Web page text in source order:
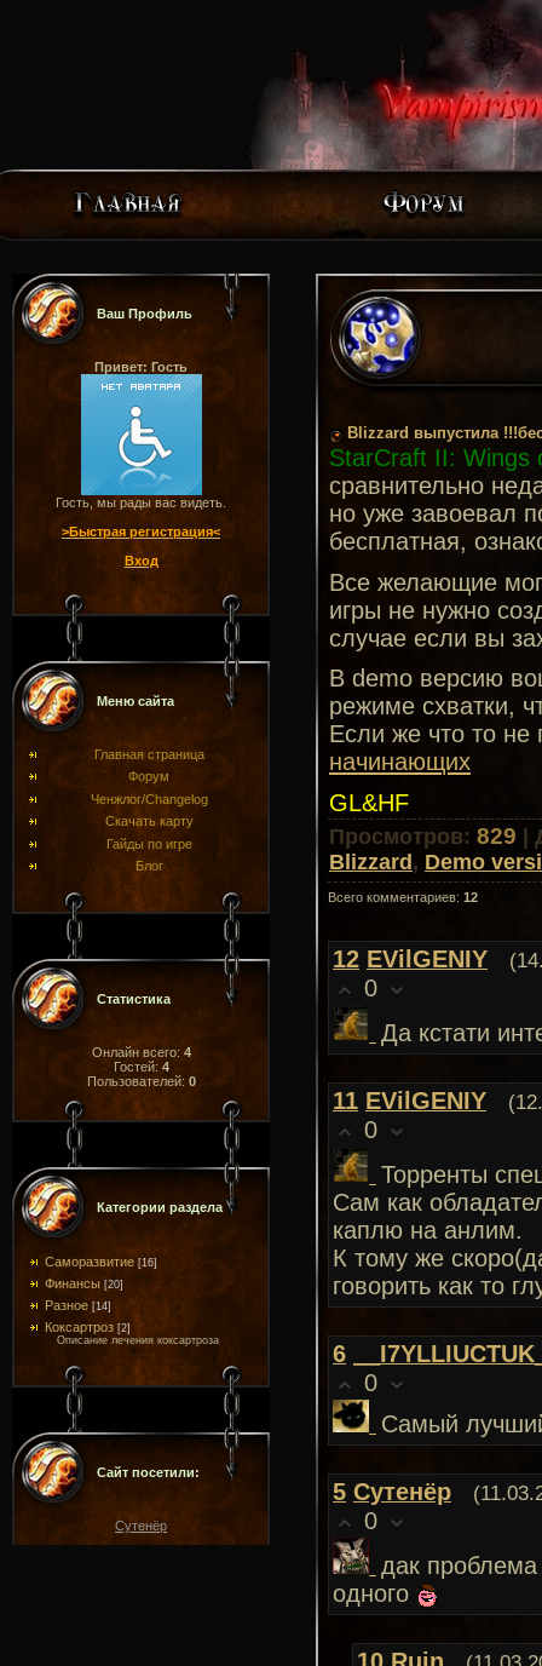
Ваш Профиль
Привет: Гость
Гость, мы рады вас видеть.
>Быстрая регистрация<
Вход
Меню сайта
Главная страница
Форум
Ченжлог/Changelog
Скачать карту
Гайды по игре
Блог
Статистика
Онлайн всего: 4
Гостей: 4
Пользователей: 0
Категории раздела
Саморазвитие [16]
Финансы [20]
Разное [14]
Коксартроз [2]
Описание лечения коксартроза
Сайт посетили:
Сутенёр
Blizzard выпустила
StarCraft II: Wings
сравнительно
но уже завоевал
бесплатная,
Все желающие
игры не нужно
случае если вы
В demo версию
режиме схватки,
Если же что то не
начинающих
GL&HF
Просмотров: 829
Blizzard , Demo
Всего комментариев: 12
12 EVilGENIY
0
Да кстати
11 EVilGENIY
0
Торренты
Сам как
каплю на анлим.
К тому же
говорить как то
6
0
Самый
5 Сутенёр
0
дак
одного